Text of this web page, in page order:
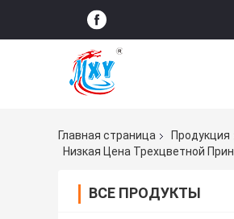
Главная страница Продукция
Низкая Цена Трехцветной
ВСЕ ПРОДУКТЫ